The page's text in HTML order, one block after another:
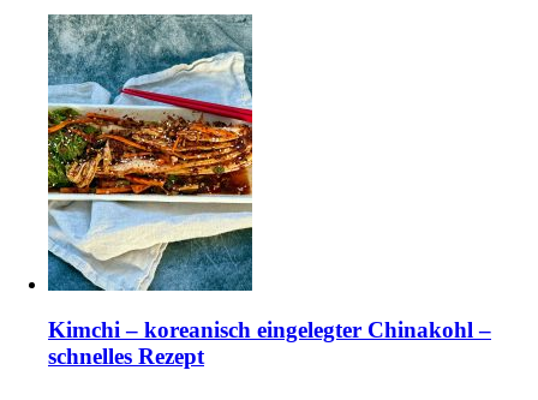
Kimchi – koreanisch eingelegter Chinakohl –
schnelles Rezept